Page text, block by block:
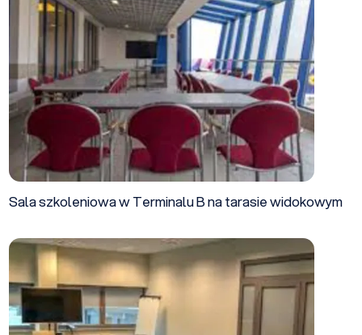
Sala szkoleniowa w Terminalu B na tarasie widokowym
. Sala konferencyjna w Terminalu B